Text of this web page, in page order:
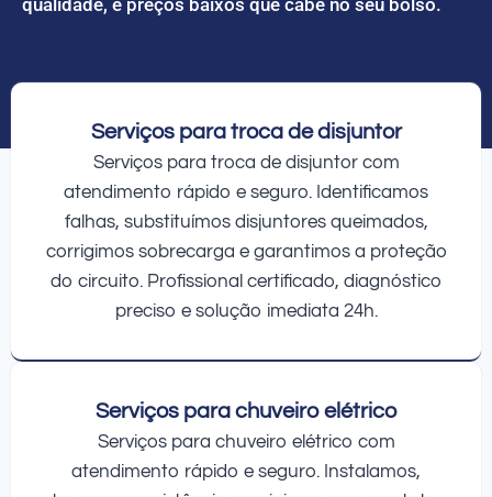
Serviços para troca de disjuntor
Serviços para troca de disjuntor com
atendimento rápido e seguro. Identificamos
falhas, substituímos disjuntores queimados,
corrigimos sobrecarga e garantimos a proteção
do circuito. Profissional certificado, diagnóstico
preciso e solução imediata 24h.
Serviços para chuveiro elétrico
Serviços para chuveiro elétrico com
atendimento rápido e seguro. Instalamos,